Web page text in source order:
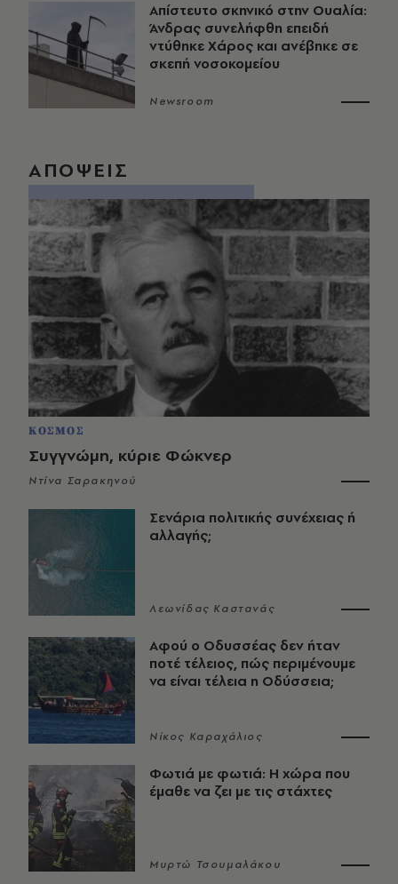
Απίστευτο σκηνικό στην Ουαλία:
Άνδρας συνελήφθη επειδή
ντύθηκε Χάρος και ανέβηκε σε
σκεπή νοσοκομείου
Newsroom
ΑΠΟΨΕΙΣ
ΚΟΣΜΟΣ
Συγγνώμη, κύριε Φώκνερ
Ντίνα Σαρακηνού
Σενάρια πολιτικής συνέχειας ή
αλλαγής;
Λεωνίδας Καστανάς
Αφού ο Οδυσσέας δεν ήταν
ποτέ τέλειος, πώς περιμένουμε
να είναι τέλεια η Οδύσσεια;
Νίκος Καραχάλιος
Φωτιά με φωτιά: Η χώρα που
έμαθε να ζει με τις στάχτες
Μυρτώ Τσουμαλάκου